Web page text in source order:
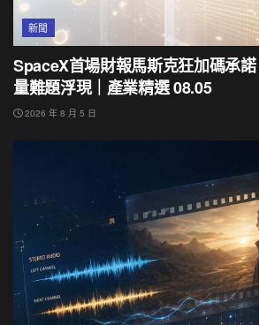
新聞
SpaceX首場財報馬斯克狂加碼承
量難題浮現｜產業精選 08.05
2026 年 8 月 5 日